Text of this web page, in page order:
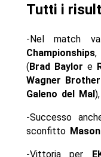
Tutti i
-Nel match
Championships,
(Brad Baylor e
Wagner
Galeno del Mal
-Successo
sconfitto
-Vittoria per